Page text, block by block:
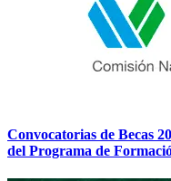
Convocatorias de Becas
del Programa de